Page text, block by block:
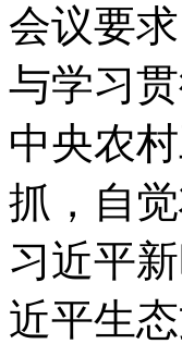
会议要
与学习
中央农
抓，自
习近平
近平生